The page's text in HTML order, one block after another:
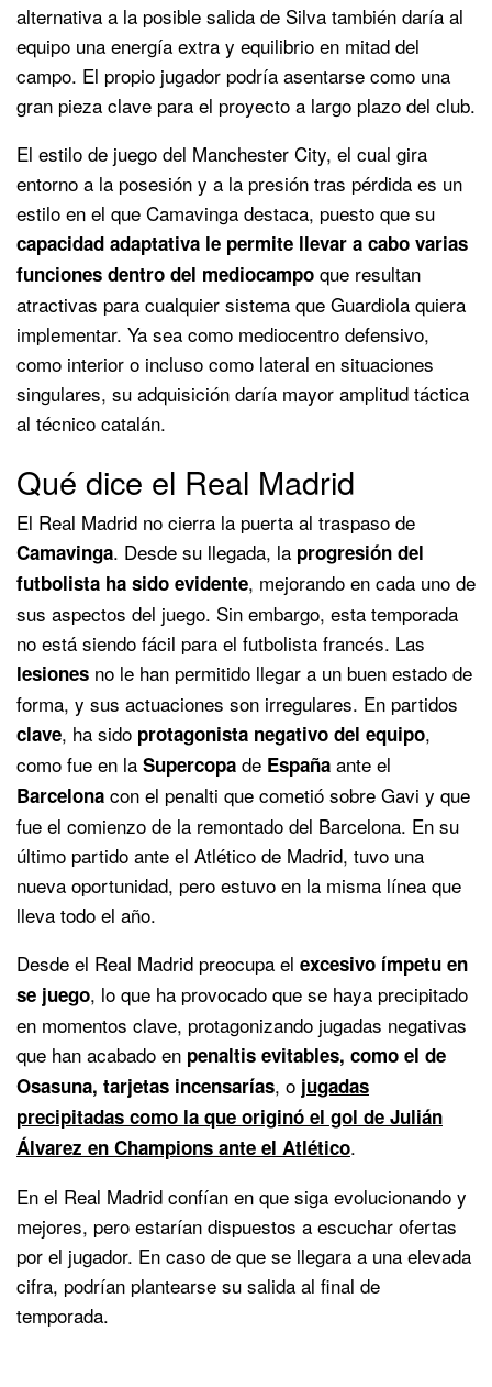
alternativa a la posible salida de Silva también daría al
equipo una energía extra y equilibrio en mitad del
campo. El propio jugador podría asentarse como una
gran pieza clave para el proyecto a largo plazo del club.
El estilo de juego del Manchester City, el cual gira
entorno a la posesión y a la presión tras pérdida es un
estilo en el que Camavinga destaca, puesto que su
capacidad adaptativa le permite llevar a cabo varias
funciones dentro del mediocampo que resultan
atractivas para cualquier sistema que Guardiola quiera
implementar. Ya sea como mediocentro defensivo,
como interior o incluso como lateral en situaciones
singulares, su adquisición daría mayor amplitud táctica
al técnico catalán.
Qué dice el Real Madrid
El Real Madrid no cierra la puerta al traspaso de
Camavinga. Desde su llegada, la progresión del
futbolista ha sido evidente, mejorando en cada uno de
sus aspectos del juego. Sin embargo, esta temporada
no está siendo fácil para el futbolista francés. Las
lesiones no le han permitido llegar a un buen estado de
forma, y sus actuaciones son irregulares. En partidos
clave, ha sido protagonista negativo del equipo,
como fue en la Supercopa de España ante el
Barcelona con el penalti que cometió sobre Gavi y que
fue el comienzo de la remontado del Barcelona. En su
último partido ante el Atlético de Madrid, tuvo una
nueva oportunidad, pero estuvo en la misma línea que
lleva todo el año.
Desde el Real Madrid preocupa el excesivo ímpetu en
se juego, lo que ha provocado que se haya precipitado
en momentos clave, protagonizando jugadas negativas
que han acabado en penaltis evitables, como el de
Osasuna, tarjetas incensarías, o jugadas
precipitadas como la que originó el gol de Julián
Álvarez en Champions ante el Atlético.
En el Real Madrid confían en que siga evolucionando y
mejores, pero estarían dispuestos a escuchar ofertas
por el jugador. En caso de que se llegara a una elevada
cifra, podrían plantearse su salida al final de
temporada.